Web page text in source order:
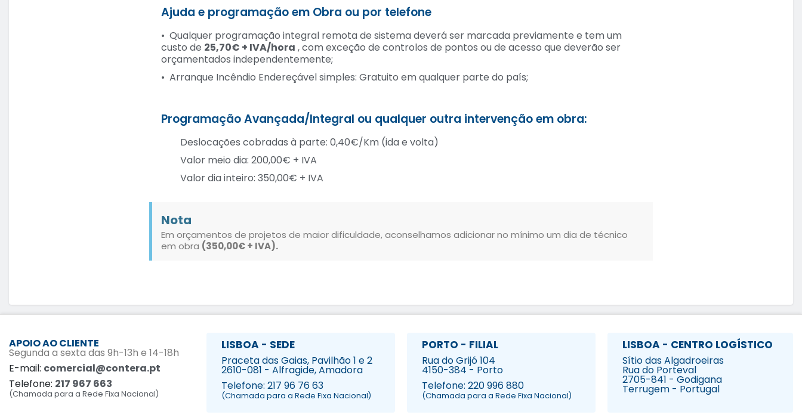
Ajuda e programação em Obra ou por telefone
•⁠ ⁠Qualquer programação integral remota de sistema deverá ser marcada previamente e tem um
custo de 25,70€ + IVA/hora , com exceção de controlos de pontos ou de acesso que deverão ser
orçamentados independentemente;
•⁠ ⁠Arranque Incêndio Endereçável simples: Gratuito em qualquer parte do país;
⁠Programação Avançada/Integral ou qualquer outra intervenção em obra:
Deslocações cobradas à parte: 0,40€/Km (ida e volta)
Valor meio dia: 200,00€ + IVA
Valor dia inteiro: 350,00€ + IVA
Nota
Em orçamentos de projetos de maior dificuldade, aconselhamos adicionar no mínimo um dia de técnico
em obra (350,00€ + IVA).
APOIO AO CLIENTE
Segunda a sexta das 9h-13h e 14-18h
E-mail: comercial@contera.pt
Telefone: 217 967 663
(Chamada para a Rede Fixa Nacional)
LISBOA - SEDE
Praceta das Gaias, Pavilhão 1 e 2
2610-081 - Alfragide, Amadora
Telefone: 217 96 76 63
(Chamada para a Rede Fixa Nacional)
PORTO - FILIAL
Rua do Grijó 104
4150-384 - Porto
Telefone: 220 996 880
(Chamada para a Rede Fixa Nacional)
LISBOA - CENTRO LOGÍSTICO
Sítio das Algadroeiras
Rua do Porteval
2705-841 - Godigana
Terrugem - Portugal